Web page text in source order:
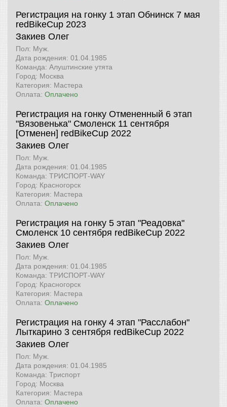
Регистрация на гонку 1 этап Обнинск 7 мая
redBikeCup 2023
Закиев Олег
Пол: Муж.
Дата рождения: 01.04.1985
Команда: Алуштинские утята
Город: Москва
Категория: Мастера
Оплата: Оплачено
Регистрация на гонку Отмененный 6 этап
"Вязовенька" Смоленск 11 сентября
[Отменен] redBikeCup 2022
Закиев Олег
Пол: Муж.
Дата рождения: 01.04.1985
Команда: ТРИСПОРТ-WAY
Город: Красногорск
Категория: Мастера
Оплата: Оплачено
Регистрация на гонку 5 этап "Реадовка"
Смоленск 10 сентября redBikeCup 2022
Закиев Олег
Пол: Муж.
Дата рождения: 01.04.1985
Команда: ТРИСПОРТ-WAY
Город: Красногорск
Категория: Мастера
Оплата: Оплачено
Регистрация на гонку 4 этап "Расслабон"
Лыткарино 3 сентября redBikeCup 2022
Закиев Олег
Пол: Муж.
Дата рождения: 01.04.1985
Команда: Триспорт
Город: Москва
Категория: Мастера
Оплата: Оплачено